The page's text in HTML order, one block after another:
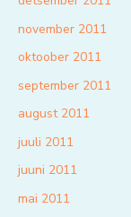
november 2011
oktoober 2011
september 2011
august 2011
juuli 2011
juuni 2011
mai 2011